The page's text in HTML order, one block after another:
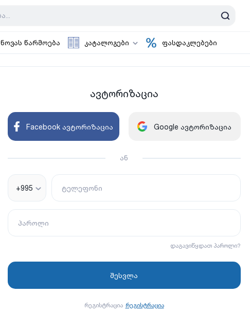
ნოვას წარმოება კატალოგები ფასდაკლებები
ავტორიზაცია
Facebook ავტორიზაცია Google ავტორიზაცია
ან
+995 ტელეფონი
პაროლი
დაგავიწყდათ პაროლი?
რეგისტრაცია რეგისტრაცია